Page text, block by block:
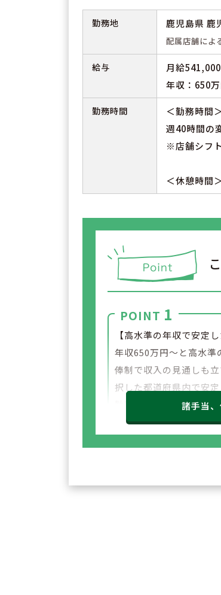
勤務地 鹿児島県 鹿
配属店舗によ
給与
月給
年収：650
勤務時間
＜勤務時間＞
週40時間の
※店舗シフ
＜休憩時間
POINT 1
【高水準の年収で安定し
年収650万円～と高水準
俸制で収入の見通しも
択した都道府県内で安
勤務いただけます。
諸手当